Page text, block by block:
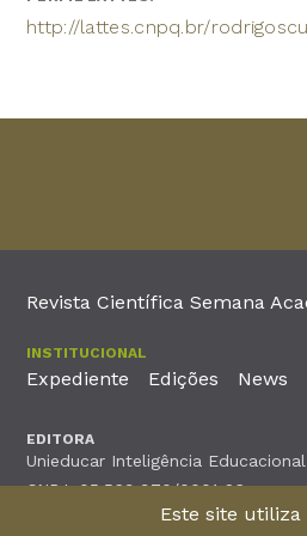
http://lattes.cnpq.br/
Revista Científica Semana
INSTITUCIONAL
Expediente Edições News
EDITORA
Unieducar Inteligência
CNPJ: 05.569.970/0001-26
Este site